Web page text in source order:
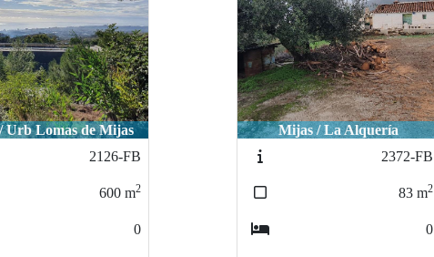
Urb Lomas de Mijas
2126-FB
600 m2
0
Mijas / La Alquería
2372-FB
83 m2
0